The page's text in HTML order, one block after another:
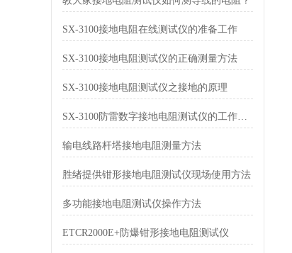
SX-3100接地电阻在线测试仪的准备工作
SX-3100接地电阻测试仪的正确测量方法
SX-3100接地电阻测试仪之接地的原理
SX-3100防雷数字接地电阻测试仪的工作原理及主要特点
输电线路杆塔接地电阻测量方法
胜绪提供钳形接地电阻测试仪现场使用方法
多功能接地电阻测试仪操作方法
ETCR2000E+防爆钳形接地电阻测试仪